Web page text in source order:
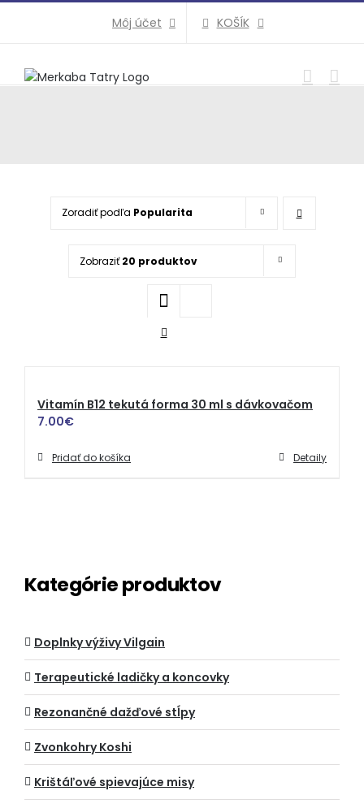
Môj účet KOŠÍK
Zoradiť podľa Popularita
Zobraziť20 produktov
Vitamín B12 tekutá forma 30 ml s dávkovačom
7.00€
Pridať do košíka Detaily
Kategórie produktov
Doplnky výživy Vilgain
Terapeutické ladičky a koncovky
Rezonančné dažďové stĺpy
Zvonkohry Koshi
Krištáľové spievajúce misy